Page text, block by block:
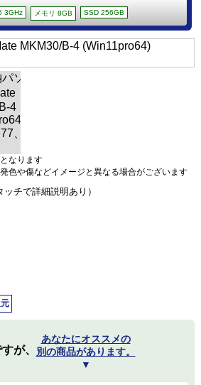
3GHz メモリ 8GB SSD 256GB
なります
色や傷などイメージと異なる場合がございます
チで詳細説明あり）
が、
あなたにオススメの
別の商品があります。
▼